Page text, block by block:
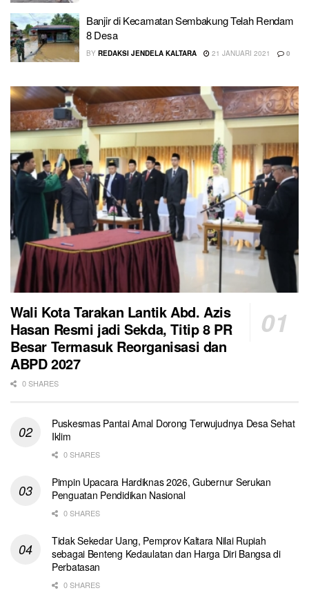
Banjir di Kecamatan Sembakung Telah Rendam
8 Desa
BY REDAKSI JENDELA KALTARA 21 JANUARI 2021 0
Wali Kota Tarakan Lantik Abd. Azis
Hasan Resmi jadi Sekda, Titip 8 PR
Besar Termasuk Reorganisasi dan
ABPD 2027
0 SHARES
Puskesmas Pantai Amal Dorong Terwujudnya Desa Sehat
Iklim
0 SHARES
Pimpin Upacara Hardiknas 2026, Gubernur Serukan
Penguatan Pendidikan Nasional
0 SHARES
Tidak Sekedar Uang, Pemprov Kaltara Nilai Rupiah
sebagai Benteng Kedaulatan dan Harga Diri Bangsa di
Perbatasan
0 SHARES